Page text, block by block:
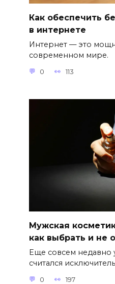
Как обеспечить
в интернете
Интернет — это
современном мире.
0 113
Мужская
как выбрать и не
Еще совсем недавно
считался
0 197